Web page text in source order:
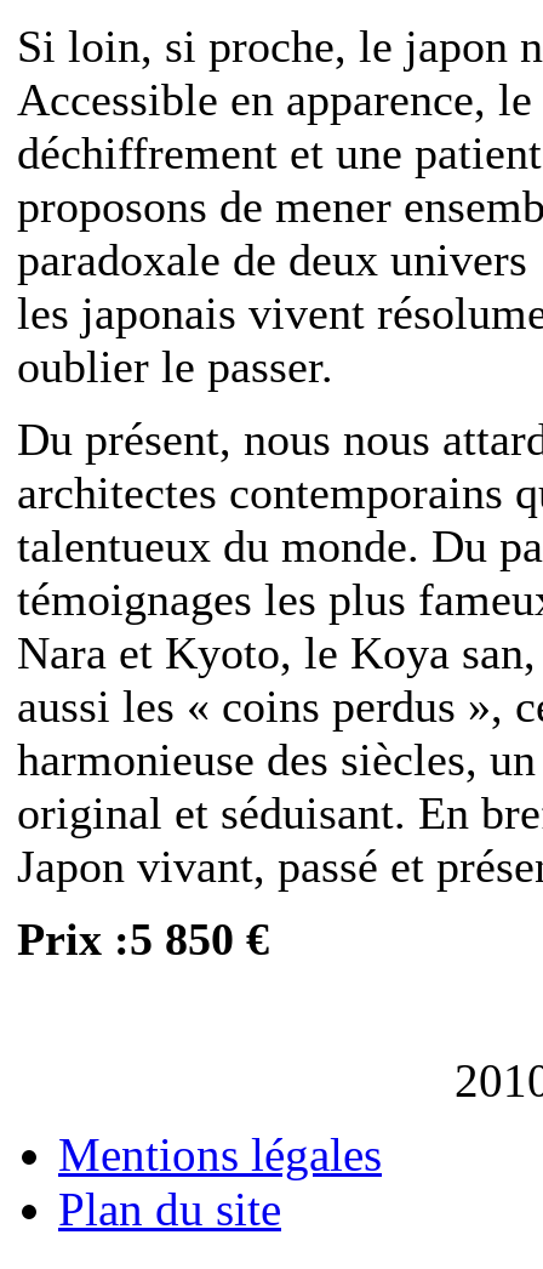
Si loin, si proche, le japon
Accessible en apparence,
déchiffrement et une
proposons de mener
paradoxale de deux
les japonais vivent
oublier le passer.
Du présent, nous nous
architectes contemporains
talentueux du monde. Du
témoignages les plus
Nara et Kyoto, le Koya
aussi les « coins perdus »,
harmonieuse des siècles,
original et séduisant. En
Japon vivant, passé et
Prix :5 850 €
Mentions légales
Plan du site